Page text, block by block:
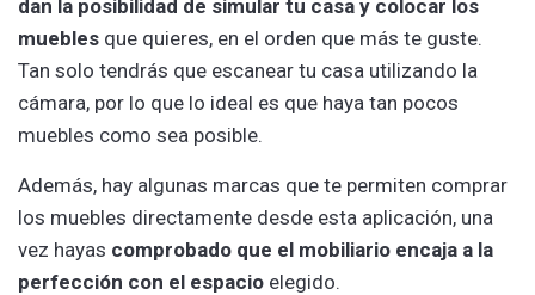
dan la posibilidad de simular tu casa y colocar los
muebles que quieres, en el orden que más te guste.
Tan solo tendrás que escanear tu casa utilizando la
cámara, por lo que lo ideal es que haya tan pocos
muebles como sea posible.
Además, hay algunas marcas que te permiten comprar
los muebles directamente desde esta aplicación, una
vez hayas comprobado que el mobiliario encaja a la
perfección con el espacio elegido.